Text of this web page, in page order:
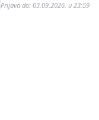
Prijava do: 03.09.2026. u 23:59